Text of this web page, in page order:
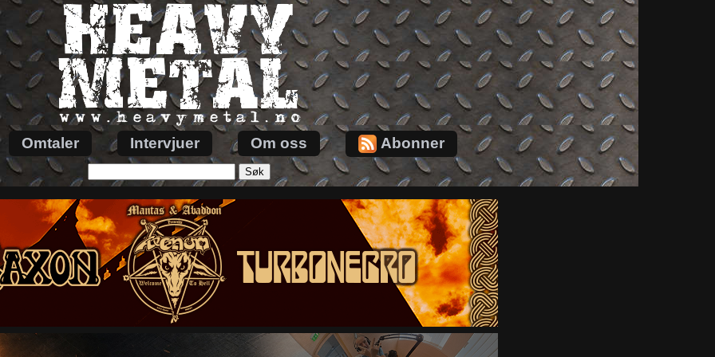
Omtaler Intervjuer Om oss Abonner
etter: